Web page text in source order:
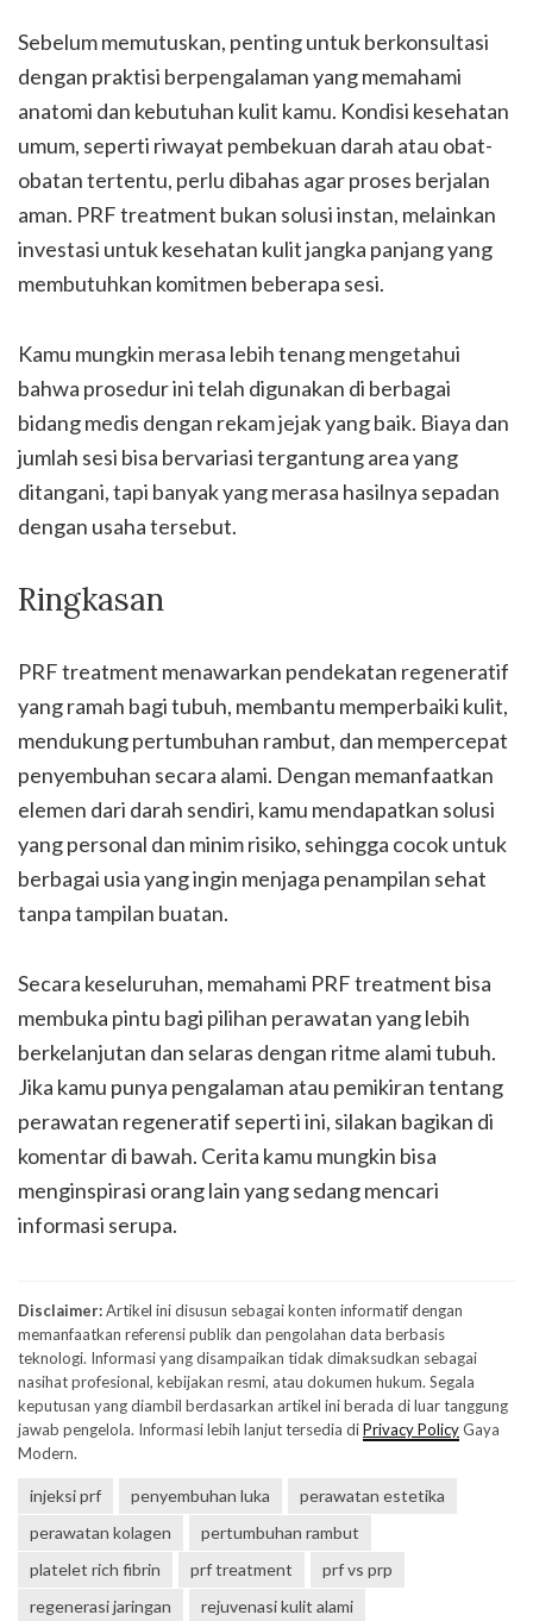
Sebelum memutuskan, penting untuk berkonsultasi
dengan praktisi berpengalaman yang memahami
anatomi dan kebutuhan kulit kamu. Kondisi kesehatan
umum, seperti riwayat pembekuan darah atau obat-
obatan tertentu, perlu dibahas agar proses berjalan
aman. PRF treatment bukan solusi instan, melainkan
investasi untuk kesehatan kulit jangka panjang yang
membutuhkan komitmen beberapa sesi.
Kamu mungkin merasa lebih tenang mengetahui
bahwa prosedur ini telah digunakan di berbagai
bidang medis dengan rekam jejak yang baik. Biaya dan
jumlah sesi bisa bervariasi tergantung area yang
ditangani, tapi banyak yang merasa hasilnya sepadan
dengan usaha tersebut.
Ringkasan
PRF treatment menawarkan pendekatan regeneratif
yang ramah bagi tubuh, membantu memperbaiki kulit,
mendukung pertumbuhan rambut, dan mempercepat
penyembuhan secara alami. Dengan memanfaatkan
elemen dari darah sendiri, kamu mendapatkan solusi
yang personal dan minim risiko, sehingga cocok untuk
berbagai usia yang ingin menjaga penampilan sehat
tanpa tampilan buatan.
Secara keseluruhan, memahami PRF treatment bisa
membuka pintu bagi pilihan perawatan yang lebih
berkelanjutan dan selaras dengan ritme alami tubuh.
Jika kamu punya pengalaman atau pemikiran tentang
perawatan regeneratif seperti ini, silakan bagikan di
komentar di bawah. Cerita kamu mungkin bisa
menginspirasi orang lain yang sedang mencari
informasi serupa.
Disclaimer:Artikel ini disusun sebagai konten informatif dengan
memanfaatkan referensi publik dan pengolahan data berbasis
teknologi. Informasi yang disampaikan tidak dimaksudkan sebagai
nasihat profesional, kebijakan resmi, atau dokumen hukum. Segala
keputusan yang diambil berdasarkan artikel ini berada di luar tanggung
jawab pengelola. Informasi lebih lanjut tersedia diPrivacy PolicyGaya
Modern.
injeksi prf penyembuhan luka
perawatan estetika
perawatan kolagen
pertumbuhan rambut
platelet rich fibrin
prf treatment
prf vs prp
regenerasi jaringan
rejuvenasi kulit alami